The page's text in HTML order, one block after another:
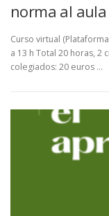
norma al aula
Curso virtual
a 13 h Total 20 horas, 2
colegiados: 20 euros …